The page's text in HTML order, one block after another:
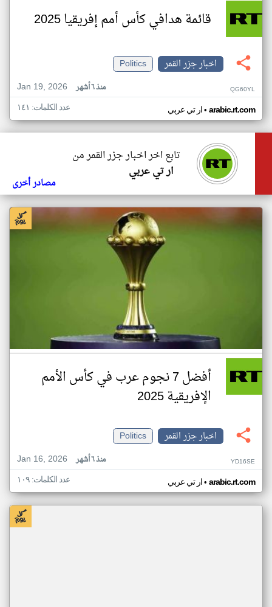
قائمة هدافي كأس أمم إفريقيا 2025
اخبار جزر القمر
Politics
Jan 19, 2026
منذ ٦ أشهر QG60YL
ار تي عربي• arabic.rt.com عدد الكلمات: ١٤١
تابع اخر اخبار جزر القمر من
ار تي عربي
مصادر أخرى
أفضل 7 نجوم عرب في كأس الأمم
الإفريقية 2025
اخبار جزر القمر
Politics
Jan 16, 2026
منذ ٦ أشهر YD16SE
ار تي عربي• arabic.rt.com عدد الكلمات: ١٠٩